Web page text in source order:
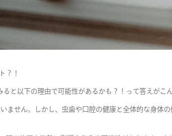
？！
ると以下の理由で可能性があるかも？！って答えがこ
ません。しかし、虫歯や口腔の健康と全体的な身体